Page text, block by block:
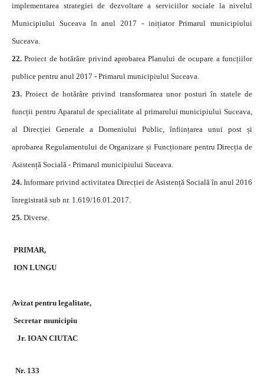
implementarea strategiei de dezvoltare a serviciilor sociale la nivelul
Municipiului Suceava în anul 2017 - inițiator Primarul municipiului
Suceava.
22.Proiect de hotărâre privind aprobarea Planului de ocupare a funcțiilor
publice pentru anul 2017 - Primarul municipiului Suceava.
23.Proiect de hotărâre privind transformarea unor posturi în statele de
funcții pentru Aparatul de specialitate al primarului municipiului Suceava,
al Direcției Generale a Domeniului Public, înființarea unui post și
aprobarea Regulamentului de Organizare și Funcționare pentru Direcția de
Asistență Socială - Primarul municipiului Suceava.
24. Informare privind activitatea Direcției de Asistență Socială în anul 2016
înregistrată sub nr. 1.619/16.01.2017.
25. Diverse.
PRIMAR,
ION LUNGU
Avizat pentru legalitate,
Secretar municipiu
Jr. IOAN CIUTAC
Nr. 133